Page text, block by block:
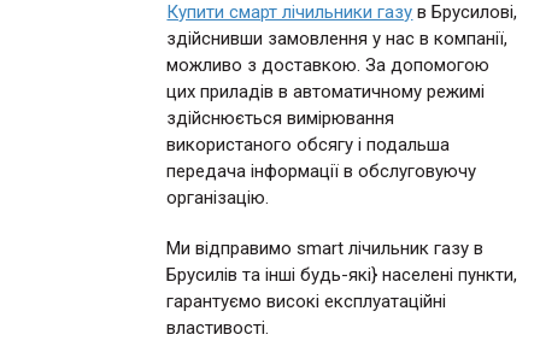
Купити смарт лічильники газу в Брусилові,
здійснивши замовлення у нас в компанії,
можливо з доставкою. За допомогою
цих приладів в автоматичному режимі
здійснюється вимірювання
використаного обсягу і подальша
передача інформації в обслуговуючу
організацію.
Ми відправимо smart лічильник газу в
Брусилів та інші будь-які} населені пункти,
гарантуємо високі експлуатаційні
властивості.